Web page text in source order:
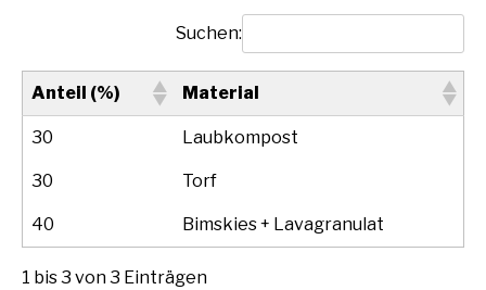
Suchen:
Anteil (%) Material
30 Laubkompost
30 Torf
40 Bimskies + Lavagranulat
1 bis 3 von 3 Einträgen